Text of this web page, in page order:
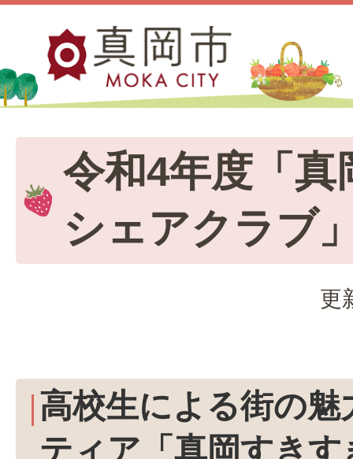
令和4年度「真
シェアクラブ
更
高校生による街の魅
ティア「真岡すき